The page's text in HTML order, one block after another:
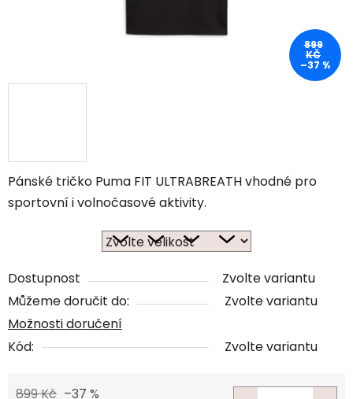
Pánské tričko Puma FIT ULTRABREATH vhodné pro
sportovní i volnočasové aktivity.
Dostupnost
Zvolte variantu
Můžeme doručit do:
Zvolte variantu
Možnosti doručení
Kód:
Zvolte variantu
899 Kč –37 %
899
KČ
–37 %